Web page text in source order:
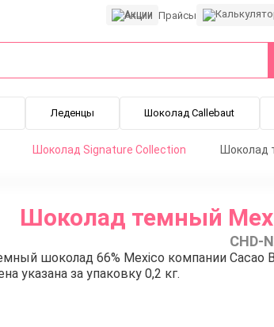
Акции Прайсы
Леденцы Шоколад Callebaut
Шоколад Signature Collection Шоколад
Шоколад темный
CHD-
шоколад 66% Mexico компании Cacao
указана за упаковку 0,2 кг.